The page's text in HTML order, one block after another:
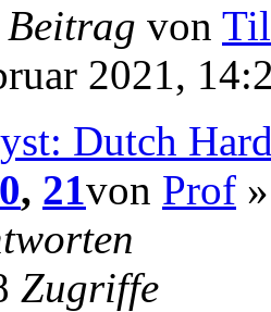
von
2021,
Dutch
, 21von Prof
Zugriffe